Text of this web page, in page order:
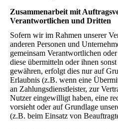
Zusammenarbeit mit
Verantwortlichen und Dritten
Sofern wir im Rahmen unserer
anderen Personen und
gemeinsam Verantwortlichen
diese übermitteln oder ihnen
gewähren, erfolgt dies nur auf
Erlaubnis (z.B. wenn eine
an Zahlungsdienstleister, zur
Nutzer eingewilligt haben, eine
vorsieht oder auf Grundlage
(z.B. beim Einsatz von